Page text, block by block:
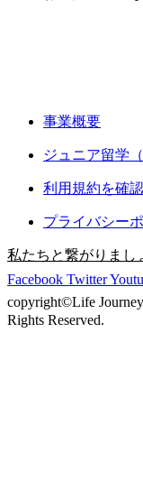
事業概要
ジュニア留学
利用規約を確
プライバシー
私たちと繋がりまし
Facebook Twitter
copyright©︎Life
Rights Reserved.